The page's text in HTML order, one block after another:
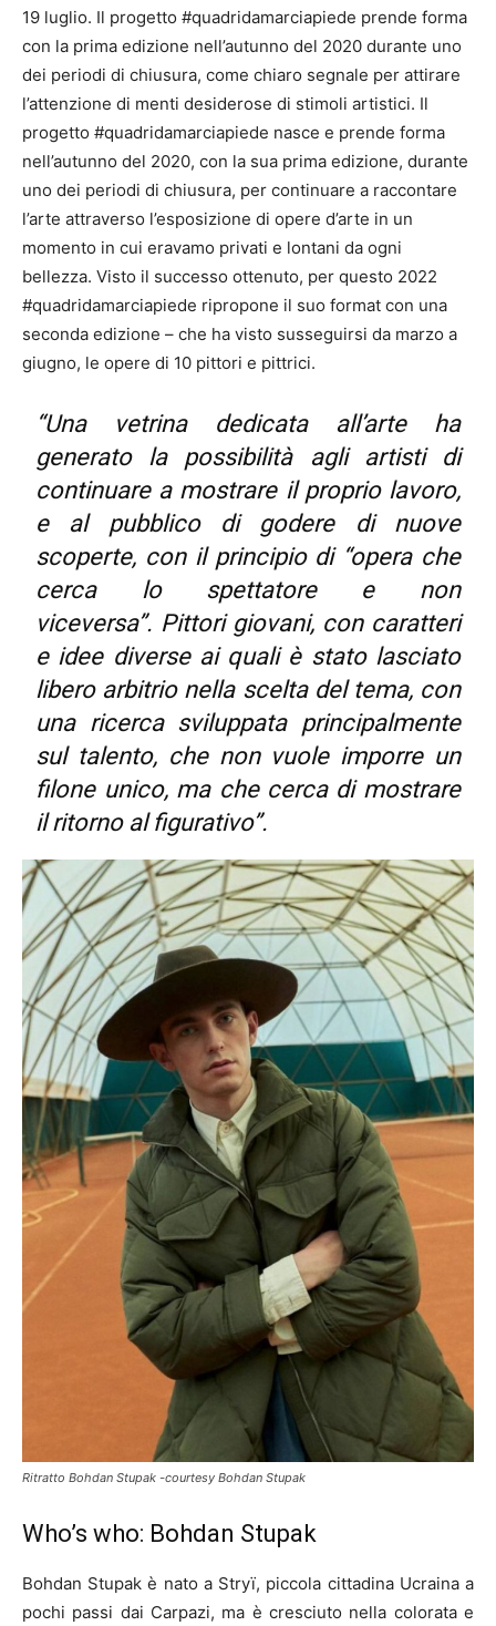
19 luglio. Il progetto #quadridamarciapiede prende forma
con la prima edizione nell’autunno del 2020 durante uno
dei periodi di chiusura, come chiaro segnale per attirare
l’attenzione di menti desiderose di stimoli artistici. Il
progetto #quadridamarciapiede nasce e prende forma
nell’autunno del 2020, con la sua prima edizione, durante
uno dei periodi di chiusura, per continuare a raccontare
l’arte attraverso l’esposizione di opere d’arte in un
momento in cui eravamo privati e lontani da ogni
bellezza. Visto il successo ottenuto, per questo 2022
#quadridamarciapiede ripropone il suo format con una
seconda edizione – che ha visto susseguirsi da marzo a
giugno, le opere di 10 pittori e pittrici.
“Una vetrina dedicata all’arte ha
generato la possibilità agli artisti di
continuare a mostrare il proprio lavoro,
e al pubblico di godere di nuove
scoperte, con il principio di “opera che
cerca lo spettatore e non
viceversa”. Pittori giovani, con caratteri
e idee diverse ai quali è stato lasciato
libero arbitrio nella scelta del tema, con
una ricerca sviluppata principalmente
sul talento, che non vuole imporre un
filone unico, ma che cerca di mostrare
il ritorno al figurativo”.
Ritratto Bohdan Stupak -courtesy Bohdan Stupak
Who’s who: Bohdan Stupak
Bohdan Stupak è nato a Stryï, piccola cittadina Ucraina a
pochi passi dai Carpazi, ma è cresciuto nella colorata e